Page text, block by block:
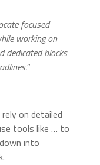
focused
working on
dedicated blocks
on detailed
tools like … to
into